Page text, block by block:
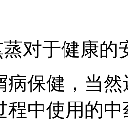
对于健康的
病保健，当
程中使用的